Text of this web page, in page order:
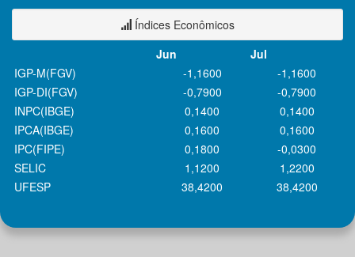
Índices Econômicos
Jun
Jul
IGP-M(FGV)
-1,1600
-1,1600
IGP-DI(FGV)
-0,7900
-0,7900
INPC(IBGE)
0,1400
0,1400
IPCA(IBGE)
0,1600
0,1600
IPC(FIPE)
0,1800
-0,0300
SELIC
1,1200
1,2200
UFESP
38,4200 38,4200